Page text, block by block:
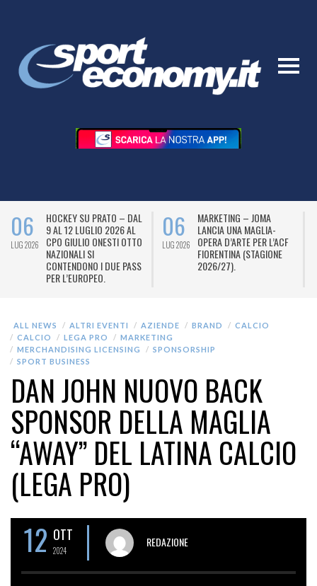
06
LUG 2026
HOCKEY SU PRATO – DAL
9 AL 12 LUGLIO 2026 AL
CPO GIULIO ONESTI OTTO
NAZIONALI SI
CONTENDONO I DUE PASS
PER L’EUROPEO.
06
LUG 2026
MARKETING – JOMA
LANCIA UNA MAGLIA-
OPERA D’ARTE PER L’ACF
FIORENTINA (STAGIONE
2026/27).
ALL NEWS ALTRI EVENTI AZIENDE BRAND
CALCIO
CALCIO
LEGA PRO
MARKETING
MERCHANDISING LICENSING
SPONSORSHIP
SPORT BUSINESS
DAN JOHN NUOVO BACK
SPONSOR DELLA MAGLIA
“AWAY” DEL LATINA CALCIO
(LEGA PRO)
12 OTT
2024
REDAZIONE